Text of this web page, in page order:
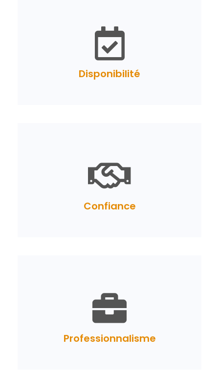
Disponibilité
Confiance
Professionnalisme